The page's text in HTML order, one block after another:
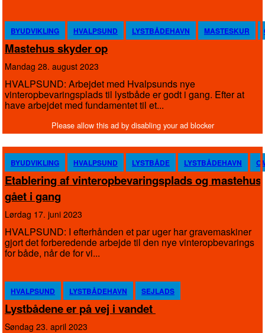
BYUDVIKLING HVALPSUND LYSTBÅDEHAVN MASTESKUR
Mastehus skyder op
mandag 28. august 2023
HVALPSUND: Arbejdet med Hvalpsunds nye
vinteropbevaringsplads til lystbåde er godt i gang. Efter at
have arbejdet med fundamentet til et...
BYUDVIKLING HVALPSUND LYSTBÅDE LYSTBÅDEHAVN
Etablering af vinteropbevaringsplads og mastehus
gået i gang
lørdag 17. juni 2023
HVALPSUND: I efterhånden et par uger har gravemaskiner
gjort det forberedende arbejde til den nye vinteropbevarings
for både, når de for vi...
HVALPSUND LYSTBÅDEHAVN SEJLADS
Lystbådene er på vej i vandet
søndag 23. april 2023